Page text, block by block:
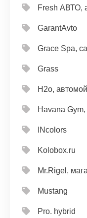
Fresh АВТО,
GarantAvto
Grace Spa,
Grass
H2o,
Havana
INcolors
Kolobox.ru
Mr.Rigel,
Mustang
Pro. hybrid